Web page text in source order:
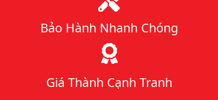
Bảo Hành Nhanh Chóng
Giá Thành Cạnh Tranh